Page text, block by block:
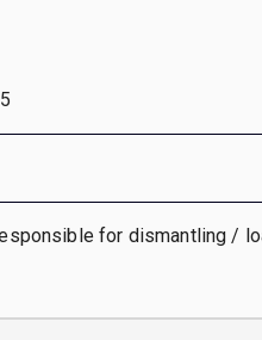
for dismantling /